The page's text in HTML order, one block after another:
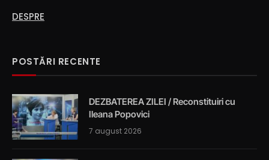
DESPRE
POSTĂRI RECENTE
DEZBATEREA ZILEI / Reconstituiri cu
Ileana Popovici
7 august 2026